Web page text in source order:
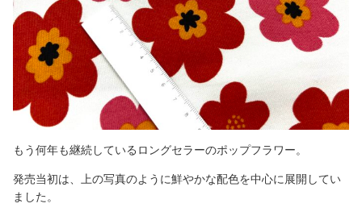
もう何年も継続しているロングセラーのポップフラワー。
発売当初は、上の写真のように鮮やかな配色を中心に展開してい
ました。